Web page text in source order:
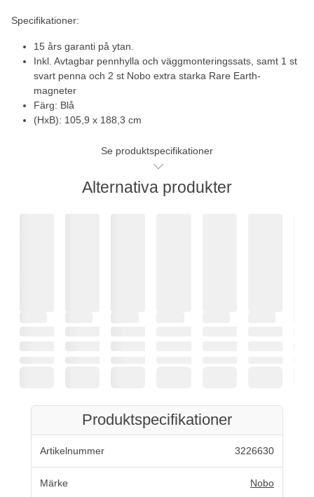
Specifikationer:
15 års garanti på ytan.
Inkl. Avtagbar pennhylla och väggmonteringssats, samt 1 st
svart penna och 2 st Nobo extra starka Rare Earth-
magneter
Färg: Blå
(HxB): 105,9 x 188,3 cm
Se produktspecifikationer
Alternativa produkter
Produktspecifikationer
Artikelnummer 3226630
Märke Nobo